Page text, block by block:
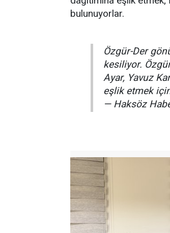
bulunuyorlar.
Özgür-Der
kesiliyor.
Ayar, Yavuz
eşlik etmek
— Haksöz